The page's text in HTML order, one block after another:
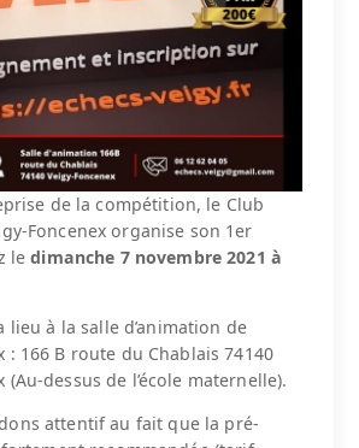
de la compétition, le Club
Foncenex organise son 1er
ledimanche 7 novembre 2021 à
lieu à la salle d’animation de
: 166 B route du Chablais 74140
(Au-dessus de l’école maternelle).
attentif au fait que la pré-